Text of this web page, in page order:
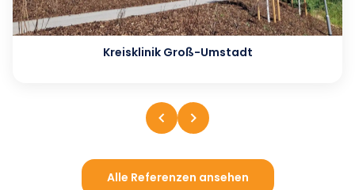
Kreisklinik Groß-Umstadt
Alle Referenzen ansehen